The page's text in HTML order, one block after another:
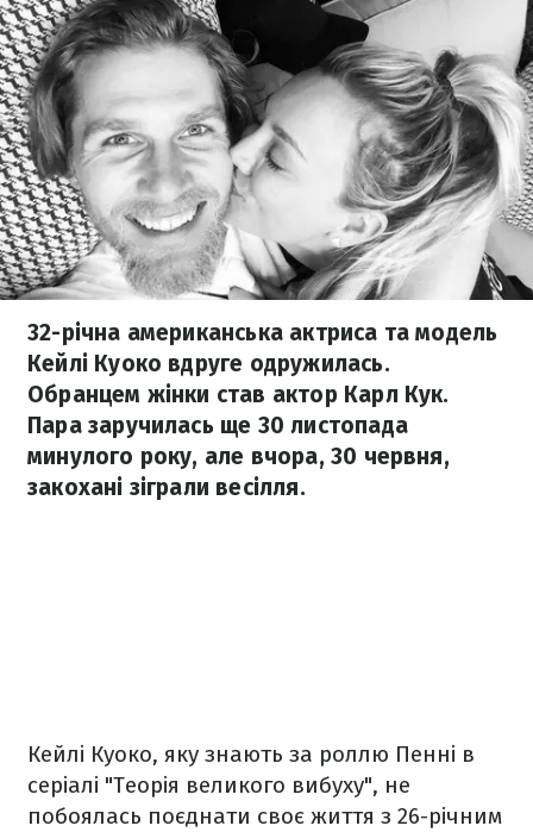
32-річна американська актриса та модель
Кейлі Куоко вдруге одружилась.
Обранцем жінки став актор Карл Кук.
Пара заручилась ще 30 листопада
минулого року, але вчора, 30 червня,
закохані зіграли весілля.
Кейлі Куоко, яку знають за роллю Пенні в
серіалі "Теорія великого вибуху", не
побоялась поєднати своє життя з 26-річним